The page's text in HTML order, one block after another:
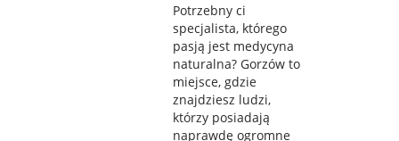
Potrzebny ci
specjalista, którego
pasją jest medycyna
naturalna? Gorzów to
miejsce, gdzie
znajdziesz ludzi,
którzy posiadają
naprawdę ogromne